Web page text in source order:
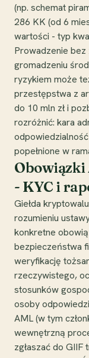
(np. schemat
286 KK (od 6
wartości - typ
Prowadzenie bez
gromadzeniu
ryzykiem może
przestępstwa z
do 10 mln zł i
rozróżnić: kara
popełnione w
Obowiązki
- KYC i
Giełda
rozumieniu
konkretne
bezpieczeństwa
weryfikację
rzeczywistego,
stosunków
osoby
AML (w tym
wewnętrzną
zgłaszać do